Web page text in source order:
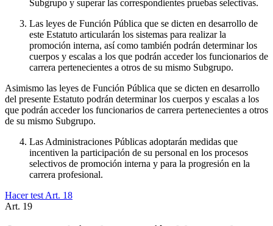
Subgrupo y superar las correspondientes pruebas selectivas.
Las leyes de Función Pública que se dicten en desarrollo de
este Estatuto articularán los sistemas para realizar la
promoción interna, así como también podrán determinar los
cuerpos y escalas a los que podrán acceder los funcionarios de
carrera pertenecientes a otros de su mismo Subgrupo.
Asimismo las leyes de Función Pública que se dicten en desarrollo
del presente Estatuto podrán determinar los cuerpos y escalas a los
que podrán acceder los funcionarios de carrera pertenecientes a otros
de su mismo Subgrupo.
Las Administraciones Públicas adoptarán medidas que
incentiven la participación de su personal en los procesos
selectivos de promoción interna y para la progresión en la
carrera profesional.
Hacer test Art. 18
Art. 19